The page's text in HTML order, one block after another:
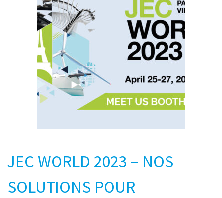
JEC WORLD 2023 – NOS
SOLUTIONS POUR